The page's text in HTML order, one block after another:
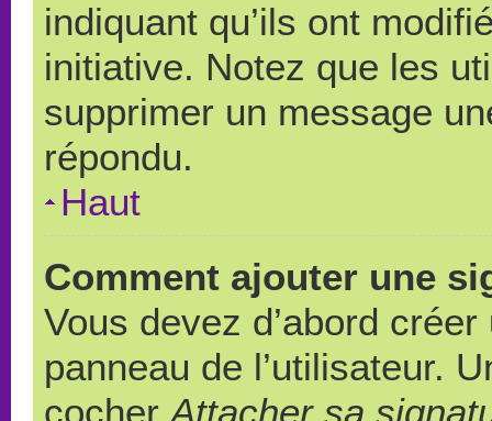
indiquant qu’ils ont
initiative. Notez que les
supprimer un message
répondu.
Haut
Comment ajouter une
Vous devez d’abord
panneau de l’utilisateur.
cocher Attacher sa